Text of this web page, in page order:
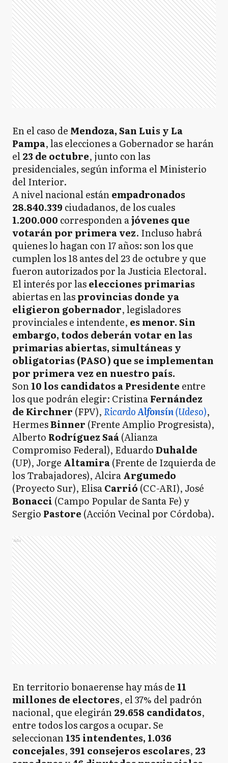
En el caso de Mendoza, San Luis y La
Pampa, las elecciones a Gobernador se harán
el23 de octubre, junto con las
presidenciales, según informa el Ministerio
del Interior.
A nivel nacional estánempadronados
28.840.339 ciudadanos, de los cuales
1.200.000 corresponden ajóvenes que
votarán por primera vez. Incluso habrá
quienes lo hagan con 17 años: son los que
cumplen los 18 antes del 23 de octubre y que
fueron autorizados por la Justicia Electoral.
El interés por laselecciones primarias
abiertas en lasprovincias donde ya
eligieron gobernador, legisladores
provinciales e intendente, es menor.Sin
embargo, todos deberán votar en las
primarias abiertas, simultáneas y
obligatorias (PASO) que se implementan
por primera vez en nuestro país.
Son10 los candidatos a Presidente entre
los que podrán elegir: CristinaFernández
de Kirchner (FPV), RicardoAlfonsín(Udeso),
HermesBinner (Frente Amplio Progresista),
Alberto Rodríguez Saá(Alianza
Compromiso Federal), EduardoDuhalde
(UP), Jorge Altamira(Frente de Izquierda de
los Trabajadores), AlciraArgumedo
(Proyecto Sur), ElisaCarrió (CC-ARI), José
Bonacci (Campo Popular de Santa Fe) y
Sergio Pastore (Acción Vecinal por Córdoba).
Ads
En territorio bonaerense hay más de 11
millones de electores, el 37% del padrón
nacional, que elegirán29.658 candidatos,
entre todos los cargos a ocupar. Se
seleccionan135 intendentes, 1.036
concejales,391 consejeros escolares, 23